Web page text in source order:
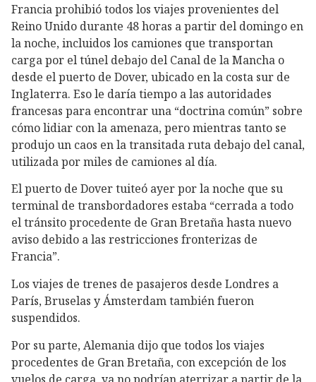
Francia prohibió todos los viajes provenientes del
Reino Unido durante 48 horas a partir del domingo en
la noche, incluidos los camiones que transportan
carga por el túnel debajo del Canal de la Mancha o
desde el puerto de Dover, ubicado en la costa sur de
Inglaterra. Eso le daría tiempo a las autoridades
francesas para encontrar una “doctrina común” sobre
cómo lidiar con la amenaza, pero mientras tanto se
produjo un caos en la transitada ruta debajo del canal,
utilizada por miles de camiones al día.
El puerto de Dover tuiteó ayer por la noche que su
terminal de transbordadores estaba “cerrada a todo
el tránsito procedente de Gran Bretaña hasta nuevo
aviso debido a las restricciones fronterizas de
Francia”.
Los viajes de trenes de pasajeros desde Londres a
París, Bruselas y Ámsterdam también fueron
suspendidos.
Por su parte, Alemania dijo que todos los viajes
procedentes de Gran Bretaña, con excepción de los